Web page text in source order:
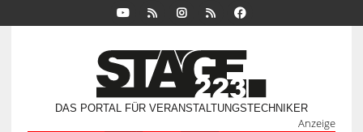
DAS PORTAL FÜR VERANSTALTUNGSTECHNIKER
Anzeige